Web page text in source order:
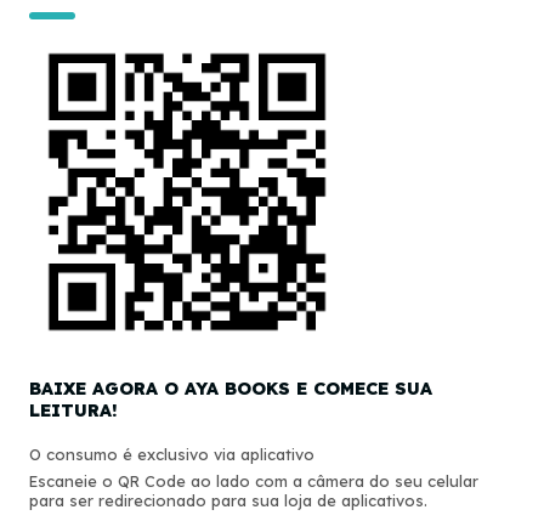
BAIXE AGORA O AYA BOOKS E COMECE SUA
LEITURA!
O consumo é exclusivo via aplicativo
Escaneie o QR Code ao lado com a câmera do seu celular
para ser redirecionado para sua loja de aplicativos.